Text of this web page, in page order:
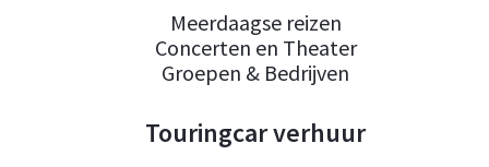
Meerdaagse reizen
Concerten en Theater
Groepen & Bedrijven
Touringcar verhuur